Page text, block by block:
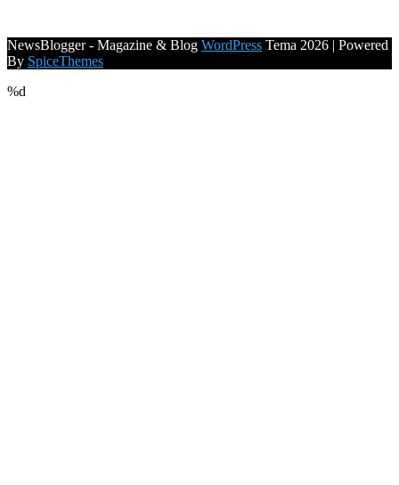
NewsBlogger - Magazine & BlogWordPressTema 2026 | Powered
BySpiceThemes
%d